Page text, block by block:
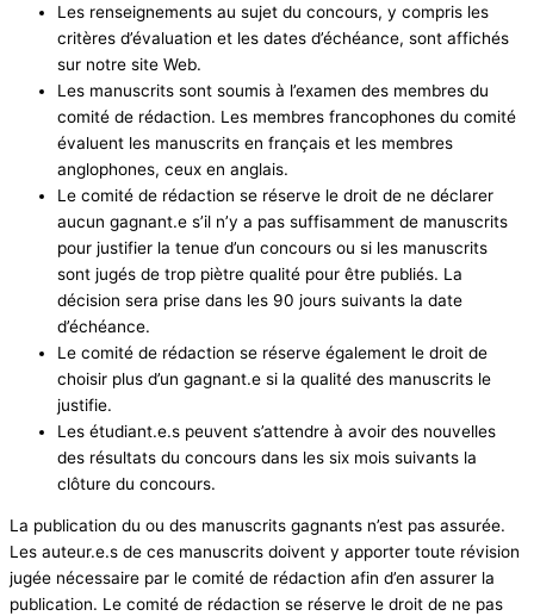
Les renseignements au sujet du concours, y compris les
critères d’évaluation et les dates d’échéance, sont affichés
sur notre site Web.
Les manuscrits sont soumis à l’examen des membres du
comité de rédaction. Les membres francophones du comité
évaluent les manuscrits en français et les membres
anglophones, ceux en anglais.
Le comité de rédaction se réserve le droit de ne déclarer
aucun gagnant.e s’il n’y a pas suffisamment de manuscrits
pour justifier la tenue d’un concours ou si les manuscrits
sont jugés de trop piètre qualité pour être publiés. La
décision sera prise dans les 90 jours suivants la date
d’échéance.
Le comité de rédaction se réserve également le droit de
choisir plus d’un gagnant.e si la qualité des manuscrits le
justifie.
Les étudiant.e.s peuvent s’attendre à avoir des nouvelles
des résultats du concours dans les six mois suivants la
clôture du concours.
La publication du ou des manuscrits gagnants n’est pas assurée.
Les auteur.e.s de ces manuscrits doivent y apporter toute révision
jugée nécessaire par le comité de rédaction afin d’en assurer la
publication. Le comité de rédaction se réserve le droit de ne pas